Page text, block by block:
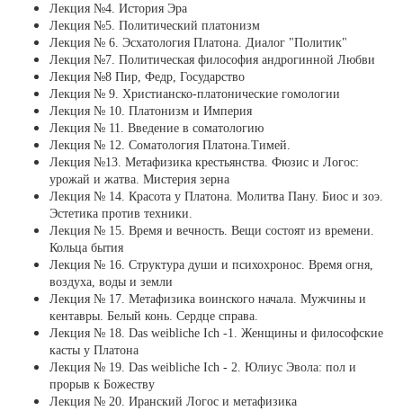
Лекция №4. История Эра
Лекция №5. Политический платонизм
Лекция № 6. Эсхатология Платона. Диалог "Политик"
Лекция №7. Политическая философия андрогинной Любви
Лекция №8 Пир, Федр, Государство
Лекция № 9. Христианско-платонические гомологии
Лекция № 10. Платонизм и Империя
Лекция № 11. Введение в соматологию
Лекция № 12. Соматология Платона.Тимей.
Лекция №13. Метафизика крестьянства. Фюзис и Логос:
урожай и жатва. Мистерия зерна
Лекция № 14. Красота у Платона. Молитва Пану. Биос и зоэ.
Эстетика против техники.
Лекция № 15. Время и вечность. Вещи состоят из времени.
Кольца бытия
Лекция № 16. Структура души и психохронос. Время огня,
воздуха, воды и земли
Лекция № 17. Метафизика воинского начала. Мужчины и
кентавры. Белый конь. Сердце справа.
Лекция № 18. Das weibliche Ich -1. Женщины и философские
касты у Платона
Лекция № 19. Das weibliche Ich - 2. Юлиус Эвола: пол и
прорыв к Божеству
Лекция № 20. Иранский Логос и метафизика